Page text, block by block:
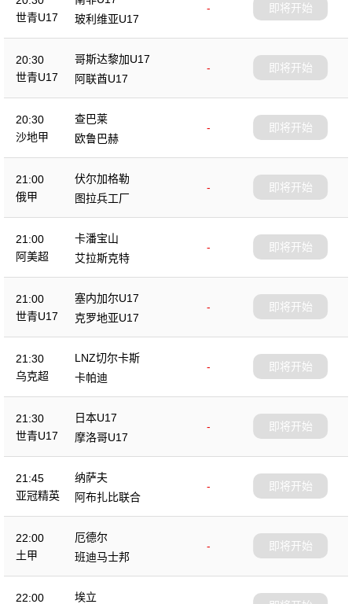
世青U17
-
玻利维亚U17
即将开始
20:30
世青U17
哥斯达黎加U17
-
阿联酋U17
即将开始
20:30
沙地甲
查巴莱
-
欧鲁巴赫
即将开始
21:00
俄甲
伏尔加格勒
-
图拉兵工厂
即将开始
21:00
阿美超
卡潘宝山
-
艾拉斯克特
即将开始
21:00
世青U17
塞内加尔U17
-
克罗地亚U17
即将开始
21:30
乌克超
LNZ切尔卡斯
-
卡帕迪
即将开始
21:30
世青U17
日本U17
-
摩洛哥U17
即将开始
21:45
亚冠精英
纳萨夫
-
阿布扎比联合
即将开始
22:00
土甲
厄德尔
-
班迪马士邦
即将开始
22:00
埃立